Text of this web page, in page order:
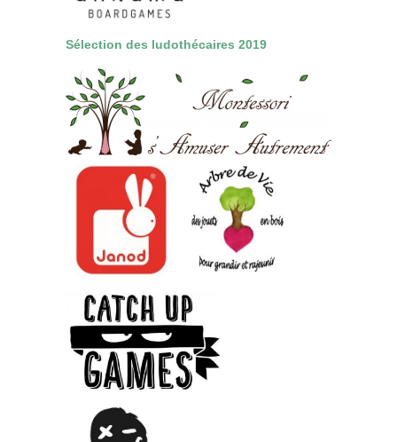
Sélection des ludothécaires 2019